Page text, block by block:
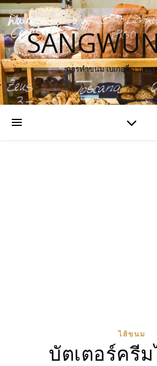
การทำขนม เบเกอรี่ อาหาร
ไส้ขนม
บัตเตอร์ครี